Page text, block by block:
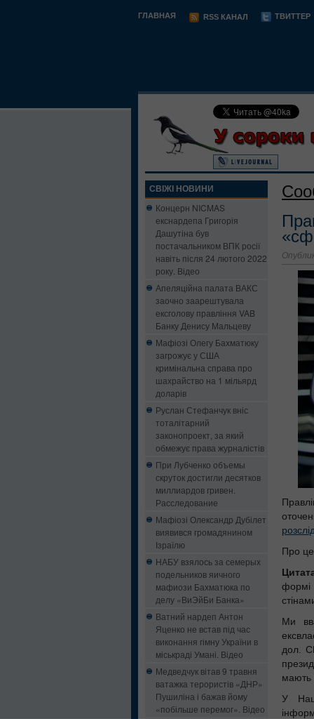
ГЛАВНАЯ RSS КАНАЛ ТВИТТЕР
СВІЖІ НОВИНИ
Концерн NICMAS
екснардепа Григорія
Дашутіна був
постачальником ВПК росії
навіть після 24 лютого 2022
року. Відео
Апеляційна палата ВАКС
заочно заарештувала
ексголову правління VAB
Банку Денису Мальцеву
Мафіозі Олегу Бахматюку
загрожує у США
кримінальна справа про
шахрайство на 1 мільярд
доларів
Руслан Стефанчук вніс
тоталітарний
законопроект, за який
обмежує права журналістів
При Лубченко объемы
скруток достигли десятков
миллиардов гривен.
Расследование
Мафіозі Олександр Дубілет
виявився громадянином
Ізраїлю
НАБУ взялось за семерых
подельников яичного
мафиози Бахматюка по
делу «ВиЭйБи Банка»
Ватний нардеп Антон
Яценко не встав під час
виконання гімну України в
міськраді Умані. Відео
Медведчук вітав 9 травня
ватажка терористів «ДНР»
Пушиліна і бажав йому
«побільше перемог». Відео
Про
формі
Ми
дол.
мають
У